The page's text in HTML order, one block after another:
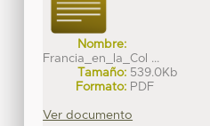
Nombre:
Francia_en_la_Col ...
Tamaño: 539.0Kb
Formato: PDF
Ver documento